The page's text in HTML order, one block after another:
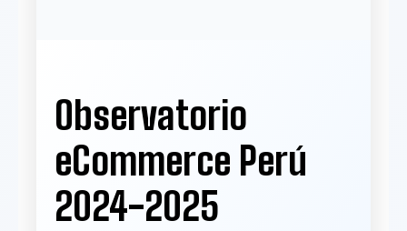
Observatorio
eCommerce Perú
2024-2025